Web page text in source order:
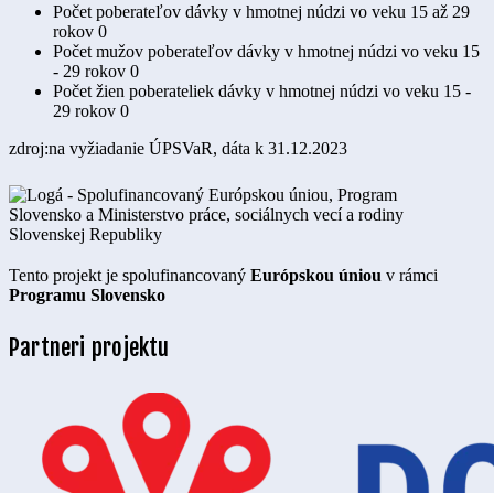
Počet poberateľov dávky v hmotnej núdzi vo veku 15 až 29
rokov 0
Počet mužov poberateľov dávky v hmotnej núdzi vo veku 15
- 29 rokov 0
Počet žien poberateliek dávky v hmotnej núdzi vo veku 15 -
29 rokov 0
zdroj:na vyžiadanie ÚPSVaR, dáta k 31.12.2023
Tento projekt je spolufinancovaný Európskou úniou v rámci
Programu Slovensko
Partneri projektu